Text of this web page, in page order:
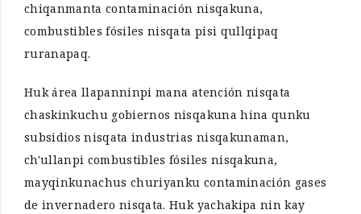
chiqanmanta contaminación nisqakuna,
combustibles fósiles nisqata pisi qullqipaq
ruranapaq.
Huk área llapanninpi mana atención nisqata
chaskinkuchu gobiernos nisqakuna hina qunku
subsidios nisqata industrias nisqakunaman,
ch'ullanpi combustibles fósiles nisqakuna,
mayqinkunachus churiyanku contaminación gases
de invernadero nisqata. Huk yachakipa nin kay